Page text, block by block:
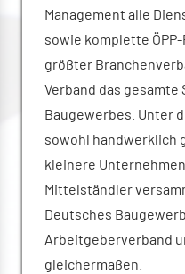
Management alle
sowie komplette
größter
Verband das gesamte
Baugewerbes. Unter
sowohl handwerklich
kleinere
Mittelständler
Deutsches
Arbeitgeberverband
gleichermaßen.